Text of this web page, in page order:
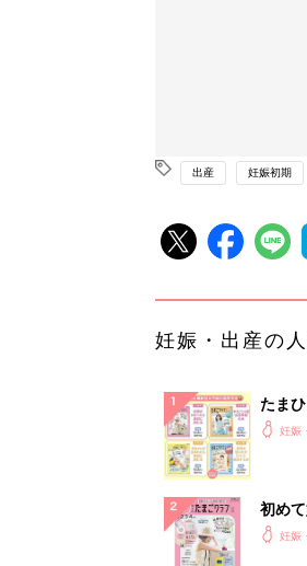
出産 妊娠初期
妊娠・出産の
たま
妊娠
初め
った妊娠